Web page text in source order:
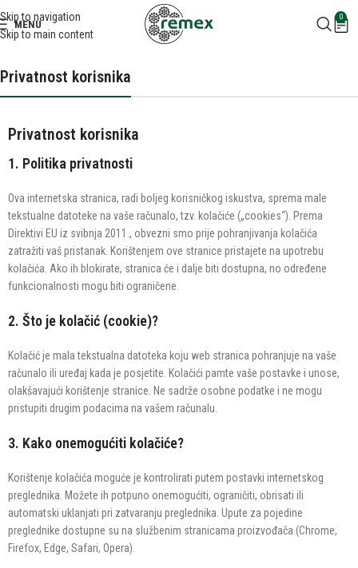
Skip to navigation
Skip to main content
MENU
0
Privatnost korisnika
Privatnost korisnika
1. Politika privatnosti
Ova internetska stranica, radi boljeg korisničkog iskustva, sprema male
tekstualne datoteke na vaše računalo, tzv. kolačiće („cookies“). Prema
Direktivi EU iz svibnja 2011., obvezni smo prije pohranjivanja kolačića
zatražiti vaš pristanak. Korištenjem ove stranice pristajete na upotrebu
kolačića. Ako ih blokirate, stranica će i dalje biti dostupna, no određene
funkcionalnosti mogu biti ograničene.
2. Što je kolačić (cookie)?
Kolačić je mala tekstualna datoteka koju web stranica pohranjuje na vaše
računalo ili uređaj kada je posjetite. Kolačići pamte vaše postavke i unose,
olakšavajući korištenje stranice. Ne sadrže osobne podatke i ne mogu
pristupiti drugim podacima na vašem računalu.
3. Kako onemogućiti kolačiće?
Korištenje kolačića moguće je kontrolirati putem postavki internetskog
preglednika. Možete ih potpuno onemogućiti, ograničiti, obrisati ili
automatski uklanjati pri zatvaranju preglednika. Upute za pojedine
preglednike dostupne su na službenim stranicama proizvođača (Chrome,
Firefox, Edge, Safari, Opera).